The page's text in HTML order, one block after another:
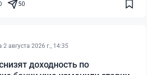
50
·2 августа 2026 г., 14:35
доходность по